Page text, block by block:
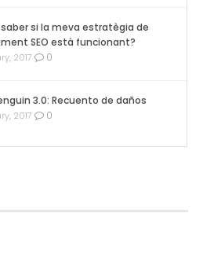
si la meva estratègia de
SEO està funcionant?
2017 0
3.0: Recuento de daños
2017 0